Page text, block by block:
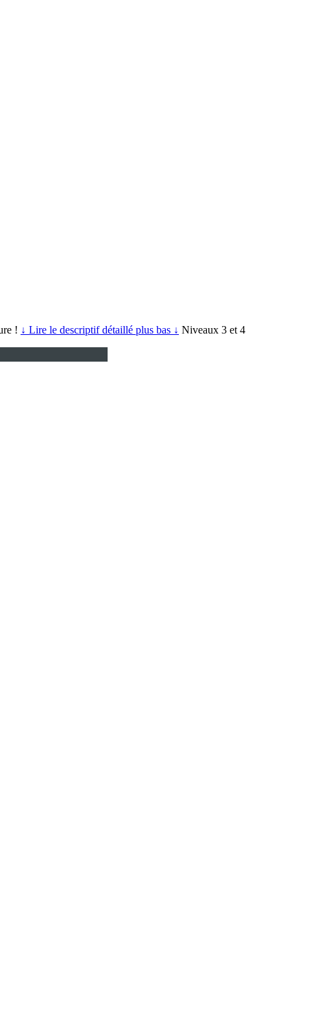
! ↓ Lire le descriptif détaillé plus bas ↓ Niveaux 3 et 4